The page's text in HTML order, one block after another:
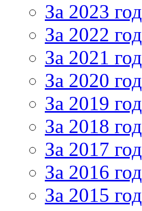
За 2023 год
За 2022 год
За 2021 год
За 2020 год
За 2019 год
За 2018 год
За 2017 год
За 2016 год
За 2015 год